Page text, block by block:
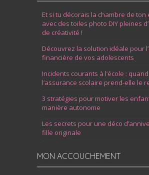
Et si tu décorais la chambre de
avec des toiles photo DIY pleines
de créativité !
Découvrez la solution idéale pour
financière de vos adolescents
Incidents courants à l’école : quand
l’assurance scolaire prend-elle le
3 stratégies pour motiver les
manière autonome
Les secrets pour une déco
fille originale
MON ACCOUCHEMENT